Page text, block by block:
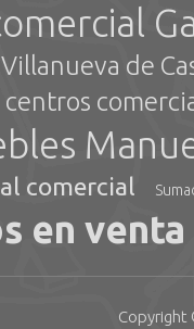
de
comercial
en
Copyright